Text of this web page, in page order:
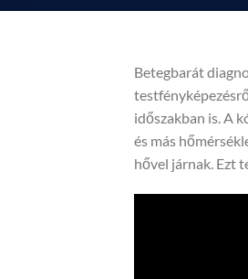
Betegbarát
időszakban is. A
és más
hővel járnak. Ezt